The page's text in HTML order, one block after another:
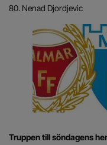
80. Nenad Djordjevic
Truppen till söndagens